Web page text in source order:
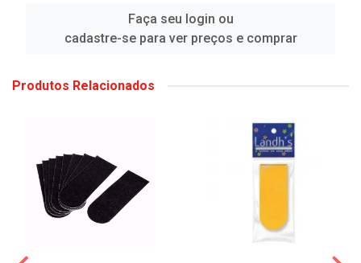
Faça seu login ou
cadastre-se para ver preços e comprar
Produtos Relacionados